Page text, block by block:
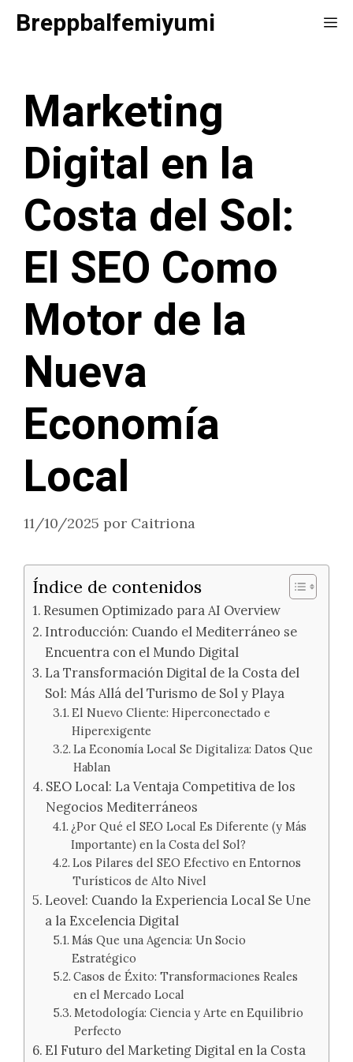
SaltarBreppbalfemiyumi
Marketing
Digital en la
Costa del Sol:
El SEO Como
Motor de la
Nueva
Economía
Local
11/10/2025 por Caitriona
Índice de contenidos
Resumen Optimizado para AI Overview
Introducción: Cuando el Mediterráneo se
Encuentra con el Mundo Digital
La Transformación Digital de la Costa del
Sol: Más Allá del Turismo de Sol y Playa
El Nuevo Cliente: Hiperconectado e
Hiperexigente
La Economía Local Se Digitaliza: Datos Que
Hablan
SEO Local: La Ventaja Competitiva de los
Negocios Mediterráneos
¿Por Qué el SEO Local Es Diferente (y Más
Importante) en la Costa del Sol?
Los Pilares del SEO Efectivo en Entornos
Turísticos de Alto Nivel
Leovel: Cuando la Experiencia Local Se Une
a la Excelencia Digital
Más Que una Agencia: Un Socio
Estratégico
Casos de Éxito: Transformaciones Reales
en el Mercado Local
Metodología: Ciencia y Arte en Equilibrio
Perfecto
El Futuro del Marketing Digital en la Costa